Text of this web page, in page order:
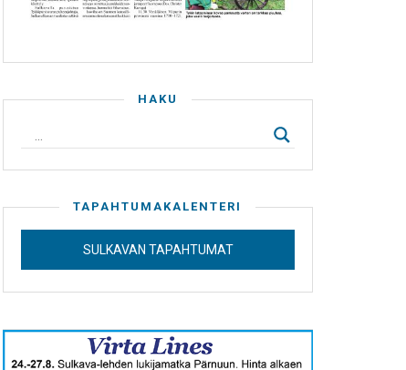
HAKU
TAPAHTUMAKALENTERI
SULKAVAN TAPAHTUMAT